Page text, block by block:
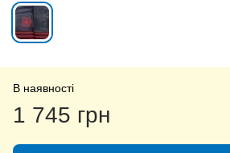
В наявності
1 745 грн